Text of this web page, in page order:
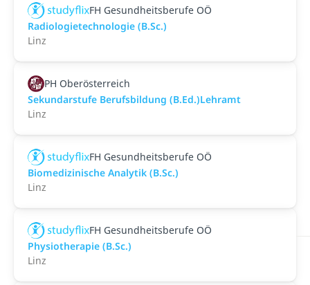
FH Gesundheitsberufe OÖ
Radiologietechnologie (B.Sc.)
Linz
PH Oberösterreich
Sekundarstufe Berufsbildung (B.Ed.)Lehramt
Linz
FH Gesundheitsberufe OÖ
Biomedizinische Analytik (B.Sc.)
Linz
FH Gesundheitsberufe OÖ
Physiotherapie (B.Sc.)
Linz